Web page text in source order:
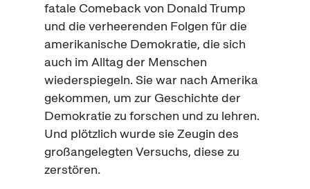
fatale Comebackvon Donald Trump
und die verheerenden Folgen für die
amerikanische Demokratie, die sich
auch im Alltag der Menschen
wiederspiegeln. Sie war nach Amerika
gekommen, um zur Geschichte der
Demokratie zu forschen und zu lehren.
Und plötzlich wurde sie Zeugin des
großangelegten Versuchs, diese zu
zerstören.